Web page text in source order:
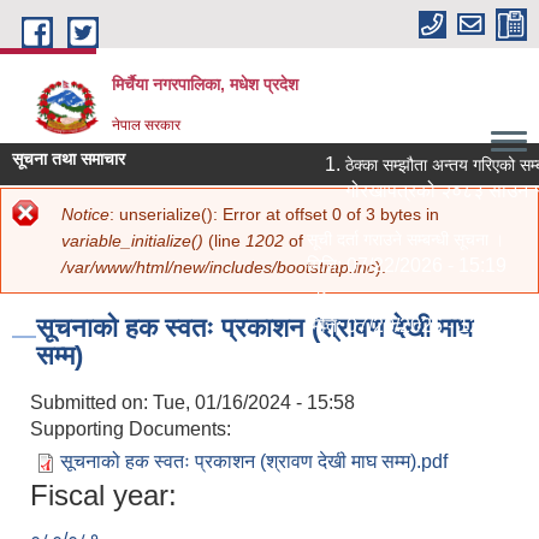
Skip to main content
मिर्चैया नगरपालिका, मधेश प्रदेश
नेपाल सरकार
सूचना तथा समाचार ठेक्का सम्झौता अन्तय गरिएको
गोरखापत्रको २०८३ साउन
मिति:07/22/2026 - 15:19
नविकरण सम्बन्धमा ।
मिति:07/20/2026 - 12:30
मिति:
Error message
Notice: unserialize(): Error at offset 0 of 3 bytes in
variable_initialize() (line 1202 of
/var/www/html/new/includes/bootstrap.inc).
You are here
Home»सूचना तथा जानकारी» सूचना तथा समाचार» सूचनाको हक स्वतः प्रकाशन
(श्रावण देखी माघ सम्म)
सूचनाको हक स्वतः प्रकाशन (श्रावण देखी माघ
सम्म)
Submitted on: Tue, 01/16/2024 - 15:58
Supporting Documents:
सूचनाको हक स्वतः प्रकाशन (श्रावण देखी माघ सम्म).pdf
Fiscal year: